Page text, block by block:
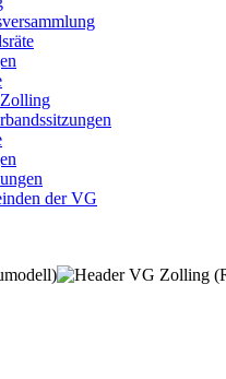
der VG